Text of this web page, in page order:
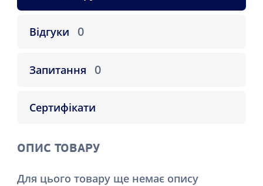
Відгуки 0
Запитання 0
Сертифікати
ОПИС ТОВАРУ
Для цього товару ще немає опису